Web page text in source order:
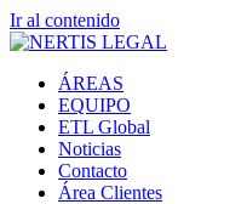
Ir al contenido
ÁREAS
EQUIPO
ETL Global
Noticias
Contacto
Área Clientes